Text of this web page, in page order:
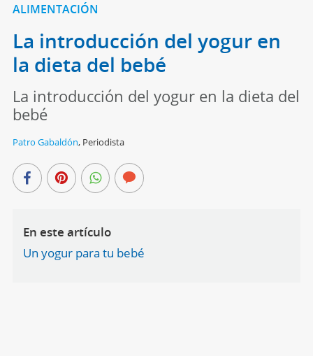
ALIMENTACIÓN
La introducción del yogur en
la dieta del bebé
La introducción del yogur en la dieta del
bebé
Patro Gabaldón, Periodista
En este artículo
Un yogur para tu bebé